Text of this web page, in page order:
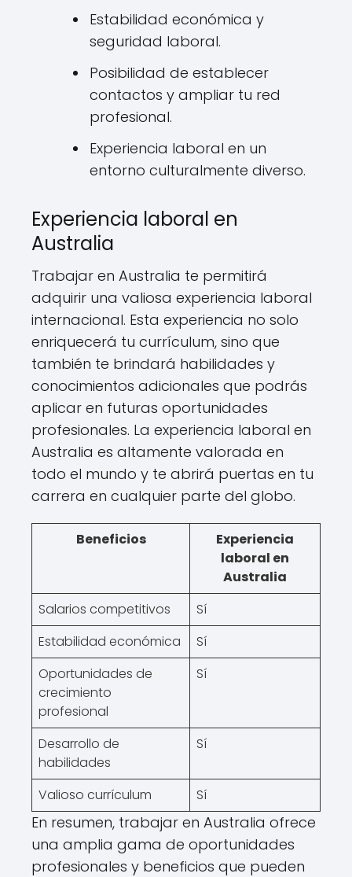
Estabilidad económica y
seguridad laboral.
Posibilidad de establecer
contactos y ampliar tu red
profesional.
Experiencia laboral en un
entorno culturalmente diverso.
Experiencia laboral en
Australia
Trabajar en Australia te permitirá
adquirir una valiosa experiencia laboral
internacional. Esta experiencia no solo
enriquecerá tu currículum, sino que
también te brindará habilidades y
conocimientos adicionales que podrás
aplicar en futuras oportunidades
profesionales. La experiencia laboral en
Australia es altamente valorada en
todo el mundo y te abrirá puertas en tu
carrera en cualquier parte del globo.
Beneficios
Experiencia
laboral en
Australia
Salarios competitivos
Sí
Estabilidad económica
Sí
Oportunidades de
crecimiento
profesional
Sí
Desarrollo de
habilidades
Sí
Valioso currículum Sí
En resumen, trabajar en Australia ofrece
una amplia gama de oportunidades
profesionales y beneficios que pueden